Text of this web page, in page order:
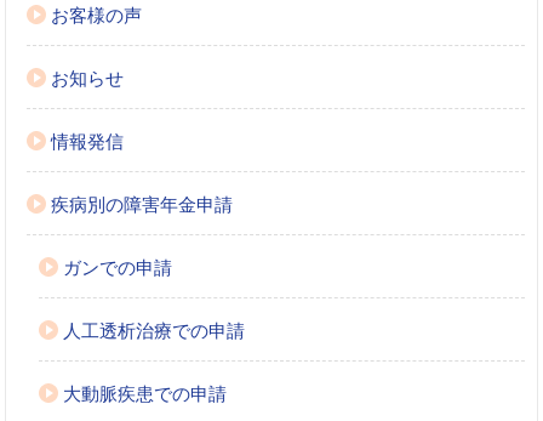
お客様の声
お知らせ
情報発信
疾病別の障害年金申請
ガンでの申請
人工透析治療での申請
大動脈疾患での申請